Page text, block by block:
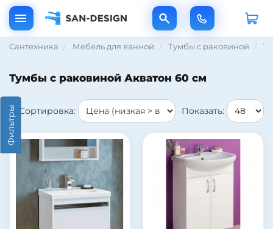
Сантехника Мебель для ванной Тумбы с раковиной
Тумбы с раковиной Акватон 60 см
Показать:
Сортировка:
Фильтры